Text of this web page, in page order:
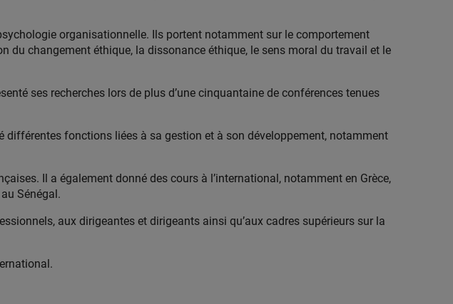
organisationnelle. Ils portent notamment sur le comportement
du changement éthique, la dissonance éthique, le sens moral du travail et le
ses recherches lors de plus d’une cinquantaine de conférences tenues
différentes fonctions liées à sa gestion et à son développement, notamment
Il a également donné des cours à l’international, notamment en Grèce,
Sénégal.
aux dirigeantes et dirigeants ainsi qu’aux cadres supérieurs sur la